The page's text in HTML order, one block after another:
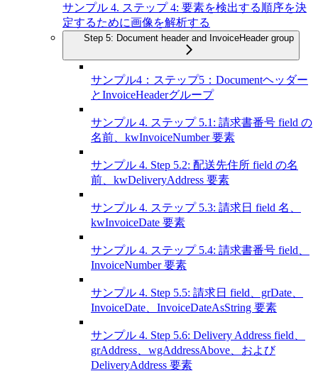
サンプル 4. ステップ 4: 要素を検出する順序を決
定するために画像を解析する
Step 5: Document header and InvoiceHeader group
サンプル4：ステップ5：Documentヘッダー
とInvoiceHeaderグループ
サンプル 4. ステップ 5.1: 請求書番号 field の
名前、kwInvoiceNumber 要素
サンプル 4. Step 5.2: 配送先住所 field の名
前、kwDeliveryAddress 要素
サンプル 4. ステップ 5.3: 請求日 field 名、
kwInvoiceDate 要素
サンプル 4. ステップ 5.4: 請求書番号 field、
InvoiceNumber 要素
サンプル 4. Step 5.5: 請求日 field、grDate、
InvoiceDate、InvoiceDateAsString 要素
サンプル 4. Step 5.6: Delivery Address field、
grAddress、wgAddressAbove、および
DeliveryAddress 要素